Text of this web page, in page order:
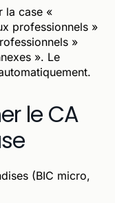
la case «
professionnels »
»
». Le
le CA
(BIC micro,